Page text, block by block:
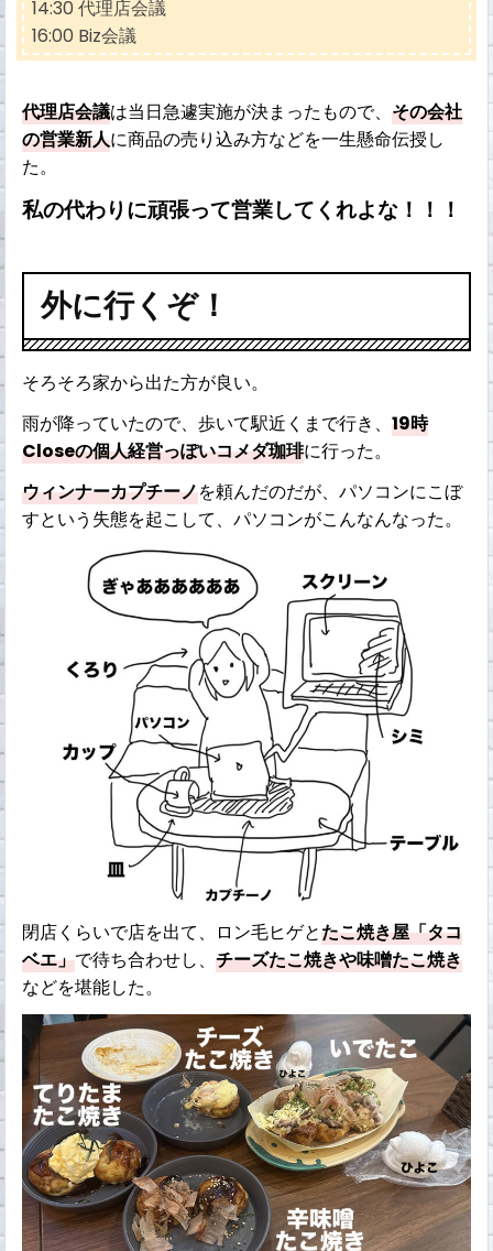
14:30 代理店会議
16:00 Biz会議
代理店会議は当日急遽実施が決まったもので、その会社
の営業新人に商品の売り込み方などを一生懸命伝授し
た。
私の代わりに頑張って営業してくれよな！！！
外に行くぞ！
そろそろ家から出た方が良い。
雨が降っていたので、歩いて駅近くまで行き、19時
Closeの個人経営っぽいコメダ珈琲に行った。
ウィンナーカプチーノを頼んだのだが、パソコンにこぼ
すという失態を起こして、パソコンがこんなんなった。
閉店くらいで店を出て、ロン毛ヒゲとたこ焼き屋「タコ
ベエ」で待ち合わせし、チーズたこ焼きや味噌たこ焼き
などを堪能した。